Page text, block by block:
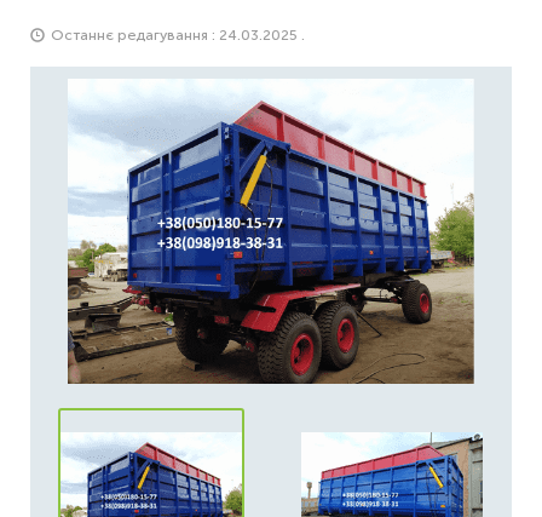
Останнє редагування : 24.03.2025 .